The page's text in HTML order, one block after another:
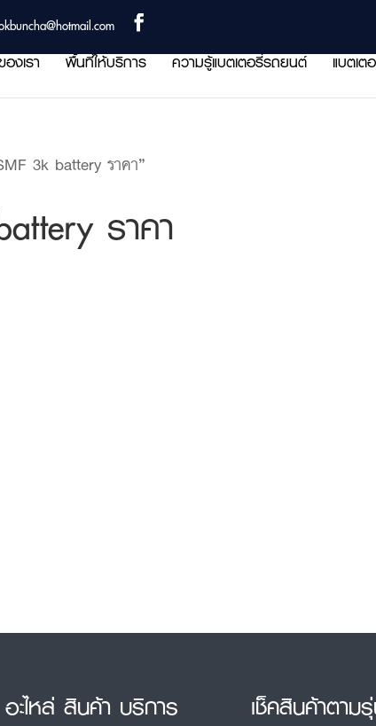
งเรา พื้นที่ให้บริการ ความรู้แบตเตอรี่รถยนต์ แบตเ
3k battery ราคา”
ราคา
อะไหล่ สินค้า บริการ เช็คสินค้าตาม